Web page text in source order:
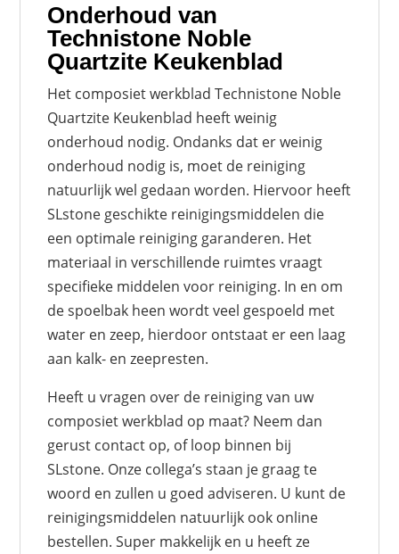
Onderhoud van
Technistone Noble
Quartzite Keukenblad
Het composiet werkblad Technistone Noble
Quartzite Keukenblad heeft weinig
onderhoud nodig. Ondanks dat er weinig
onderhoud nodig is, moet de reiniging
natuurlijk wel gedaan worden. Hiervoor heeft
SLstone geschikte reinigingsmiddelen die
een optimale reiniging garanderen. Het
materiaal in verschillende ruimtes vraagt
specifieke middelen voor reiniging. In en om
de spoelbak heen wordt veel gespoeld met
water en zeep, hierdoor ontstaat er een laag
aan kalk- en zeepresten.
Heeft u vragen over de reiniging van uw
composiet werkblad op maat? Neem dan
gerust contact op, of loop binnen bij
SLstone. Onze collega’s staan je graag te
woord en zullen u goed adviseren. U kunt de
reinigingsmiddelen natuurlijk ook online
bestellen. Super makkelijk en u heeft ze